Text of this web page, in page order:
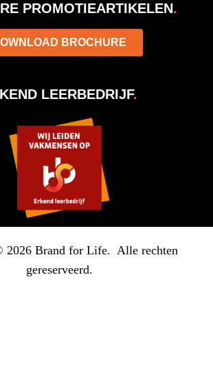
PROMOTIEARTIKELEN.
BROCHURE
LEERBEDRIJF.
2026 Brand for Life. Alle rechten
gereserveerd.